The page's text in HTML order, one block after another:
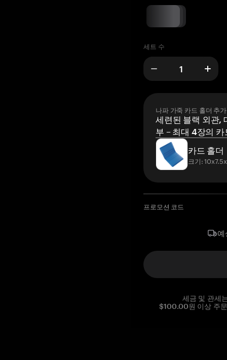
세트 수
나파 가죽 카드 홀더 추가
세련된 블랙 외관,
부 – 최대 4장의
카드 홀더
크기:
프로모션 코드
예
세금 및 관세
$100.00원 이상 주